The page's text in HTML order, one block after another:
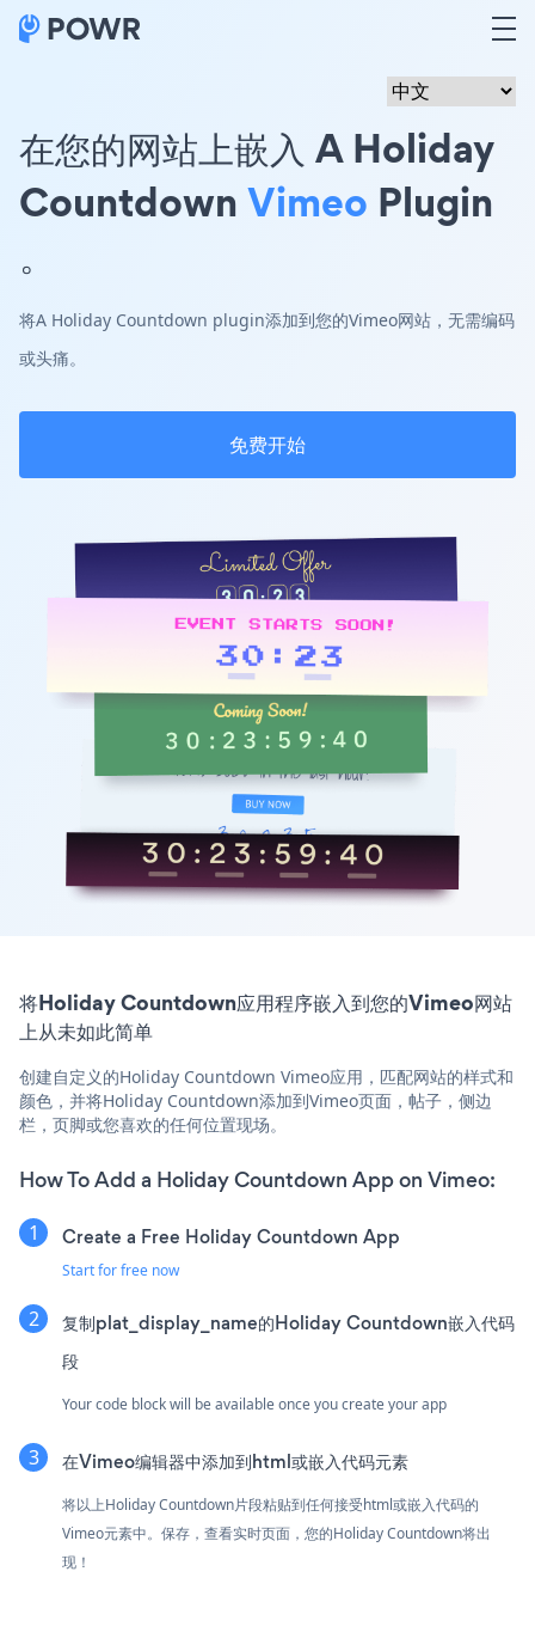
在您的网站上嵌入 A Holiday
CountdownVimeo Plugin
。
将A Holiday Countdown plugin添加到您的Vimeo网站，无需编码
或头痛。
免费开始
将Holiday Countdown应用程序嵌入到您的Vimeo网站
上从未如此简单
创建自定义的Holiday Countdown Vimeo应用，匹配网站的样式和
颜色，并将Holiday Countdown添加到Vimeo页面，帖子，侧边
栏，页脚或您喜欢的任何位置现场。
How To Add a Holiday Countdown App on Vimeo:
Create a Free Holiday Countdown App
Start for free now
复制plat_display_name的Holiday Countdown嵌入代码
段
Your code block will be available once you create your app
在Vimeo编辑器中添加到html或嵌入代码元素
将以上Holiday Countdown片段粘贴到任何接受html或嵌入代码的
Vimeo元素中。保存，查看实时页面，您的Holiday Countdown将出
现！